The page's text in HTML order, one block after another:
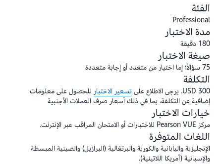
الفئة
Professional
مدة الاختبار
180 دقيقة
صيغة الاختبار
75 سؤالاً؛ إما اختيار من متعدد أو إجابة متعددة
التكلفة
300 USD. يرجى الاطلاع على تسعير الاختبار للحصول على معلومات
إضافية عن التكلفة، بما في ذلك أسعار صرف العملات الأجنبية
خيارات الاختبار
مركز Pearson VUE للاختبارات أو الامتحان المراقب عبر الإنترنت.
اللغات المتوفرة
الإنجليزية واليابانية والكورية والبرتغالية (البرازيل) والصينية المبسطة
والإسبانية (أمريكا اللاتينية).